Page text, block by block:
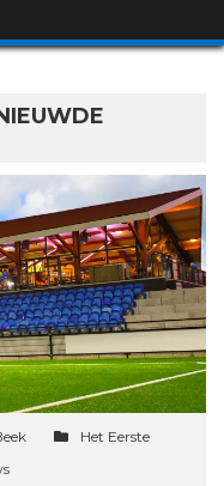
Het Eerste